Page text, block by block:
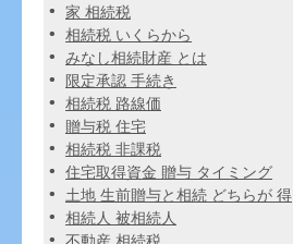
家 相続税
相続税 いくらから
みなし相続財産 とは
限定承認 手続き
相続税 路線価
贈与税 住宅
相続税 非課税
住宅取得資金 贈与 タイミング
土地 生前贈与と相続 どちらが 得
相続人 被相続人